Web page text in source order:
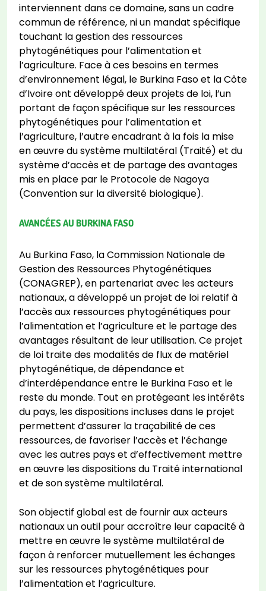
interviennent dans ce domaine, sans un cadre
commun de référence, ni un mandat spécifique
touchant la gestion des ressources
phytogénétiques pour l’alimentation et
l’agriculture. Face à ces besoins en termes
d’environnement légal, le Burkina Faso et la Côte
d’Ivoire ont développé deux projets de loi, l’un
portant de façon spécifique sur les ressources
phytogénétiques pour l’alimentation et
l’agriculture, l’autre encadrant à la fois la mise
en œuvre du système multilatéral (Traité) et du
système d’accès et de partage des avantages
mis en place par le Protocole de Nagoya
(Convention sur la diversité biologique).
AVANCÉES AU BURKINA FASO
Au Burkina Faso, la Commission Nationale de
Gestion des Ressources Phytogénétiques
(CONAGREP), en partenariat avec les acteurs
nationaux, a développé un projet de loi relatif à
l’accès aux ressources phytogénétiques pour
l’alimentation et l’agriculture et le partage des
avantages résultant de leur utilisation. Ce projet
de loi traite des modalités de flux de matériel
phytogénétique, de dépendance et
d’interdépendance entre le Burkina Faso et le
reste du monde. Tout en protégeant les intérêts
du pays, les dispositions incluses dans le projet
permettent d’assurer la traçabilité de ces
ressources, de favoriser l’accès et l’échange
avec les autres pays et d’effectivement mettre
en œuvre les dispositions du Traité international
et de son système multilatéral.
Son objectif global est de fournir aux acteurs
nationaux un outil pour accroître leur capacité à
mettre en œuvre le système multilatéral de
façon à renforcer mutuellement les échanges
sur les ressources phytogénétiques pour
l’alimentation et l’agriculture.